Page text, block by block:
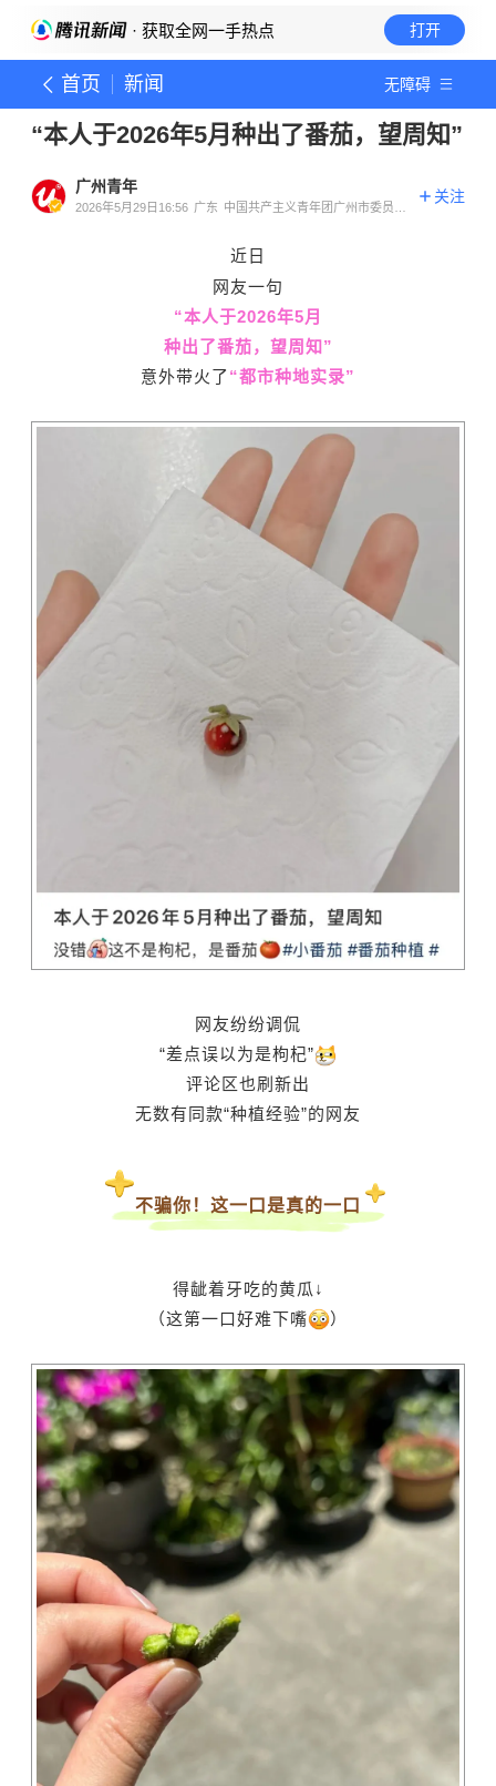
· 获取全网一手热点 打开
首页 新闻 无障碍
“本人于2026年5月种出了番茄，望周知”
广州青年
2026年5月29日16:56 广东 中国共产主义青年团广州市委员会
关注
近日
网友一句
“本人于2026年5月
种出了番茄，望周知”
意外带火了 “都市种地实录”
网友纷纷调侃
“差点误以为是枸杞”
评论区也刷新出
无数有同款“种植经验”的网友
不骗你！这一口是真的一口
得龇着牙吃的黄瓜↓
（这第一口好难下嘴
）